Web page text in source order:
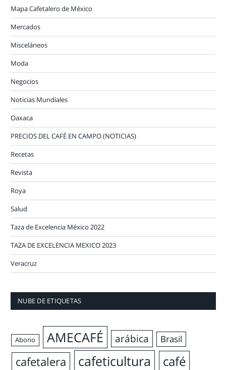
Mapa Cafetalero de México
Mercados
Misceláneos
Moda
Negocios
Noticias Mundiales
Oaxaca
PRECIOS DEL CAFÉ EN CAMPO (NOTICIAS)
Recetas
Revista
Roya
Salud
Taza de Excelencia México 2022
TAZA DE EXCELENCIA MEXICO 2023
Veracruz
NUBE DE ETIQUETAS
Abono AMECAFÉ arábica Brasil
cafetalera cafeticultura café